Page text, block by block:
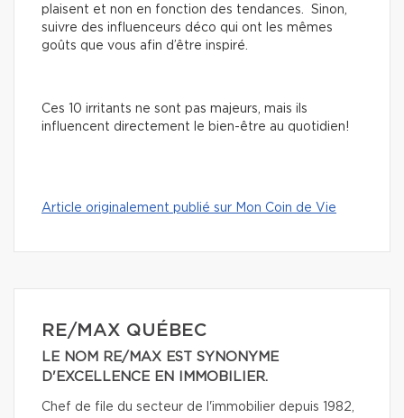
plaisent et non en fonction des tendances. Sinon,
suivre des influenceurs déco qui ont les mêmes
goûts que vous afin d’être inspiré.
Ces 10 irritants ne sont pas majeurs, mais ils
influencent directement le bien-être au quotidien!
Article originalement publié sur Mon Coin de Vie
RE/MAX QUÉBEC
LE NOM RE/MAX EST SYNONYME
D'EXCELLENCE EN IMMOBILIER.
Chef de file du secteur de l'immobilier depuis 1982,